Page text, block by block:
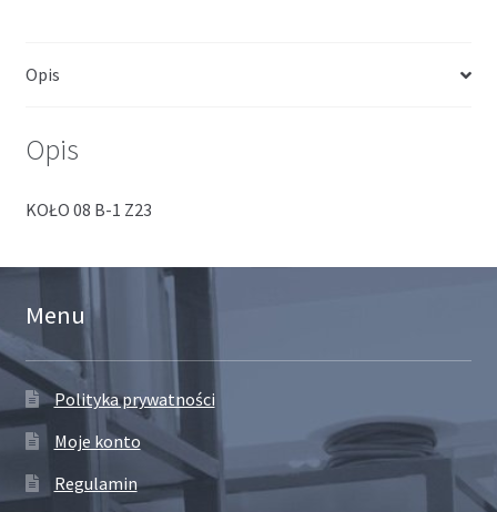
Opis
Opis
KOŁO 08 B-1 Z23
Menu
Polityka prywatności
Moje konto
Regulamin